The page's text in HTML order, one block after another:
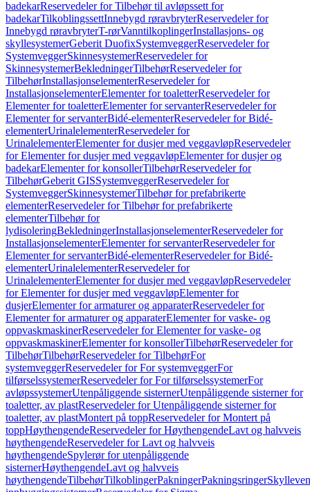
badekarReservedeler for Tilbehør til avløpssett for
badekarTilkoblingssettInnebygd røravbryterReservedeler for
Innebygd røravbryterT-rørVanntilkoplingerInstallasjons- og
skyllesystemerGeberit DuofixSystemveggerReservedeler for
SystemveggerSkinnesystemerReservedeler for
SkinnesystemerBekledningerTilbehørReservedeler for
TilbehørInstallasjonselementerReservedeler for
InstallasjonselementerElementer for toaletterReservedeler for
Elementer for toaletterElementer for servanterReservedeler for
Elementer for servanterBidé-elementerReservedeler for Bidé-
elementerUrinalelementerReservedeler for
UrinalelementerElementer for dusjer med veggavløpReservedeler
for Elementer for dusjer med veggavløpElementer for dusjer og
badekarElementer for konsollerTilbehørReservedeler for
TilbehørGeberit GISSystemveggerReservedeler for
SystemveggerSkinnesystemerTilbehør for prefabrikerte
elementerReservedeler for Tilbehør for prefabrikerte
elementerTilbehør for
lydisoleringBekledningerInstallasjonselementerReservedeler for
InstallasjonselementerElementer for servanterReservedeler for
Elementer for servanterBidé-elementerReservedeler for Bidé-
elementerUrinalelementerReservedeler for
UrinalelementerElementer for dusjer med veggavløpReservedeler
for Elementer for dusjer med veggavløpElementer for
dusjerElementer for armaturer og apparaterReservedeler for
Elementer for armaturer og apparaterElementer for vaske- og
oppvaskmaskinerReservedeler for Elementer for vaske- og
oppvaskmaskinerElementer for konsollerTilbehørReservedeler for
TilbehørTilbehørReservedeler for TilbehørFor
systemveggerReservedeler for For systemveggerFor
tilførselssystemerReservedeler for For tilførselssystemerFor
avløpssystemerUtenpåliggende sisternerUtenpåliggende sisterner for
toaletter, av plastReservedeler for Utenpåliggende sisterner for
toaletter, av plastMontert på toppReservedeler for Montert på
toppHøythengendeReservedeler for HøythengendeLavt og halvveis
høythengendeReservedeler for Lavt og halvveis
høythengendeSpylerør for utenpåliggende
sisternerHøythengendeLavt og halvveis
høythengendeTilbehørTilkoblingerPakningerPakningsringer